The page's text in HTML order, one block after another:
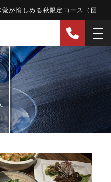
愉しめる秋限定コース（団体様のご予約もOK